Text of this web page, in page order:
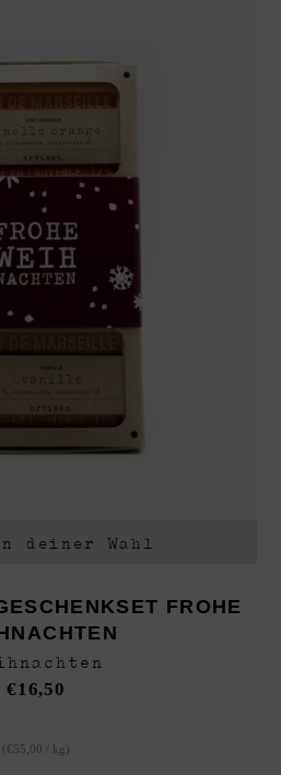
deiner Wahl
FROHE
€16,50
( €55,00 kg )